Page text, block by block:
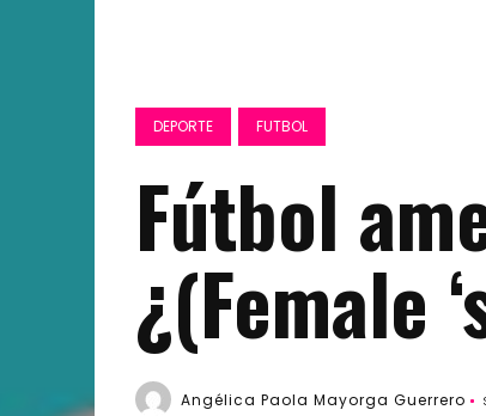
DEPORTE FUTBOL
Fútbol
¿(Female
Angélica Paola Mayorga Guerrero